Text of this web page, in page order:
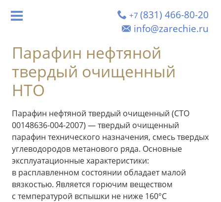
+7 (831) 466-80-20
info@zarechie.ru
Парафин нефтяной
твердый очищенный
НТО
Парафин нефтяной твердый очищенный (СТО
00148636-004-2007) — твердый очищенный
парафин технического назначения, смесь твердых
углеводородов метанового ряда. Основные
эксплуатационные характеристики:
в расплавленном состоянии обладает малой
вязкостью. Является горючим веществом
с температурой вспышки не ниже 160°С